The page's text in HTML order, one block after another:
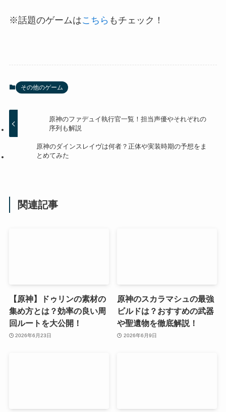
※話題のゲームはこちら もチェック！
その他のゲーム
原神のファデュイ執行官一覧！担当声優やそれぞれの
序列も解説
原神のダインスレイヴは何者？正体や実装時期の予想をま
とめてみた
関連記事
【原神】ドゥリンの素材の
集め方とは？効率の良い周
回ルートを大公開！
2026年6月23日
原神のスカラマシュの最強
ビルドは？おすすめの武器
や聖遺物を徹底解説！
2026年6月9日